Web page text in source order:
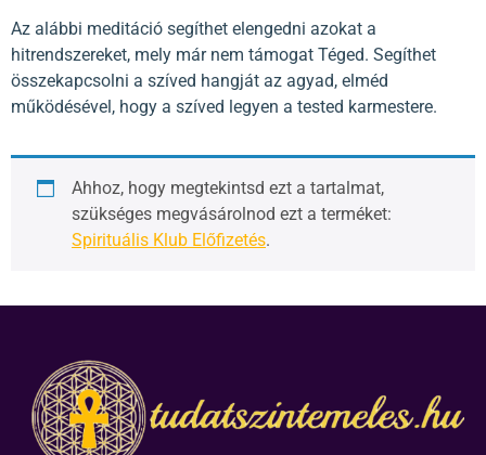
Az alábbi meditáció segíthet elengedni azokat a
hitrendszereket, mely már nem támogat Téged. Segíthet
összekapcsolni a szíved hangját az agyad, elméd
működésével, hogy a szíved legyen a tested karmestere.
Ahhoz, hogy megtekintsd ezt a tartalmat,
szükséges megvásárolnod ezt a terméket:
Spirituális Klub Előfizetés.